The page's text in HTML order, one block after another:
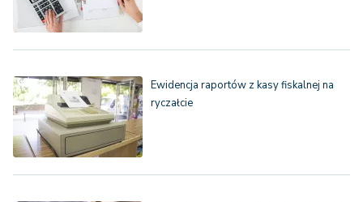
Ewidencja raportów z kasy fiskalnej na
ryczałcie